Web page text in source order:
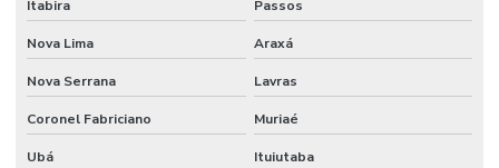
Frasco de vidro para aspiração 500ml
Frasco de vidro para aspiração 5l
Matar larvas dengue
Itabira Passos
Nova Lima Araxá
Nova Serrana Lavras
Coronel Fabriciano Muriaé
Ubá Ituiutaba